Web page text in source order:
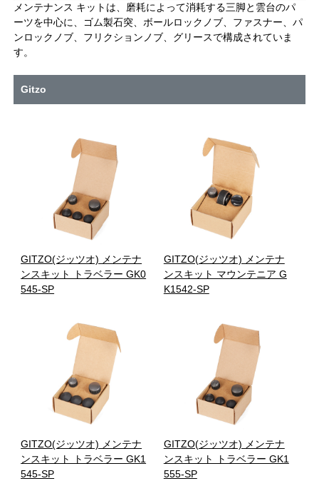
メンテナンス キットは、磨耗によって消耗する三脚と雲台のパ
ーツを中心に、ゴム製石突、ボールロックノブ、ファスナー、パ
ンロックノブ、フリクションノブ、グリースで構成されていま
す。
Gitzo
GITZO(ジッツオ) メンテナ
ンスキット トラベラー GK0
545-SP
GITZO(ジッツオ) メンテナ
ンスキット マウンテニア G
K1542-SP
GITZO(ジッツオ) メンテナ
ンスキット トラベラー GK1
545-SP
GITZO(ジッツオ) メンテナ
ンスキット トラベラー GK1
555-SP